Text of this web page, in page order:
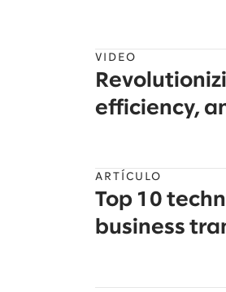
VIDEO
efficiency,
ARTÍCULO
Top 10
business